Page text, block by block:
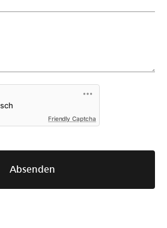
Friendly Captcha
Absenden